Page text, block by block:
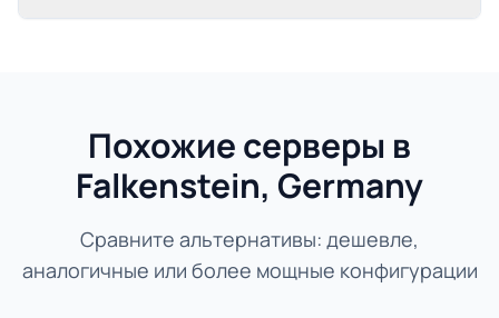
Похожие серверы в
Falkenstein, Germany
Сравните альтернативы: дешевле,
аналогичные или более мощные конфигурации